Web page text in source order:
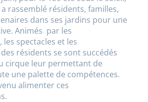
rassemblé résidents, familles,
dans ses jardins pour une
Animés par les
spectacles et les
résidents se sont succédés
cirque leur permettant de
une palette de compétences.
alimenter ces